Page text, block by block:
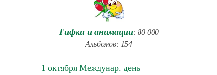
Гифки и анимации: 80 000
Альбомов: 154
1 октября Междунар. день